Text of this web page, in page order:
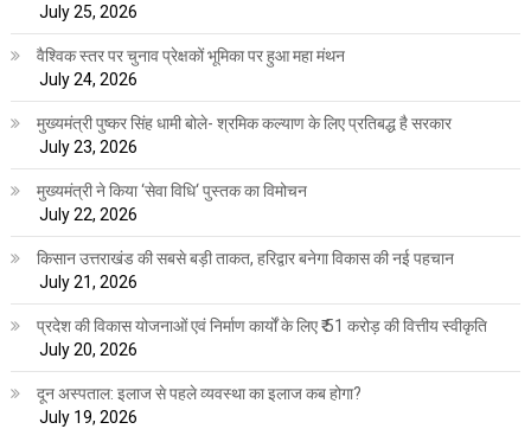
July 25, 2026
वैश्विक स्तर पर चुनाव प्रेक्षकों भूमिका पर हुआ महा मंथन
July 24, 2026
मुख्यमंत्री पुष्कर सिंह धामी बोले- श्रमिक कल्याण के लिए प्रतिबद्ध है सरकार
July 23, 2026
मुख्यमंत्री ने किया ‘सेवा विधि‘ पुस्तक का विमोचन
July 22, 2026
किसान उत्तराखंड की सबसे बड़ी ताकत, हरिद्वार बनेगा विकास की नई पहचान
July 21, 2026
प्रदेश की विकास योजनाओं एवं निर्माण कार्यों के लिए ₹ 51 करोड़ की वित्तीय स्वीकृति
July 20, 2026
दून अस्पताल: इलाज से पहले व्यवस्था का इलाज कब होगा?
July 19, 2026